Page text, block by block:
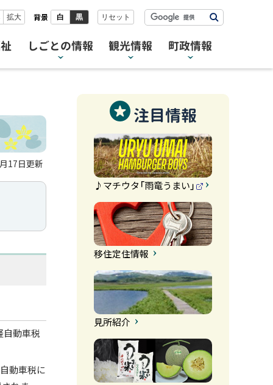
拡大 背景 白 黒 リセット
索
しごとの情報 観光情報 町政情報
17日更新
自動車税
動車税に
注目情報
♪マチウタ「雨竜うまい」
外
部
サ
イ
ト
移住定住情報
見所紹介